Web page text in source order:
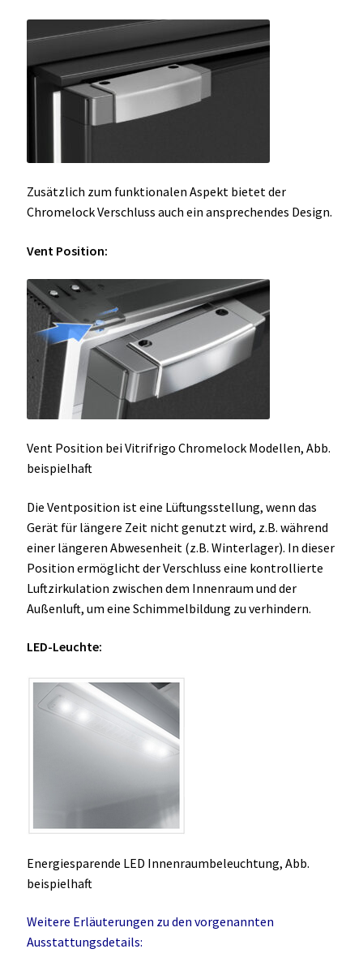
Zusätzlich zum funktionalen Aspekt bietet der
Chromelock Verschluss auch ein ansprechendes Design.
Vent Position:
Vent Position bei Vitrifrigo Chromelock Modellen, Abb.
beispielhaft
Die Ventposition ist eine Lüftungsstellung, wenn das
Gerät für längere Zeit nicht genutzt wird, z.B. während
einer längeren Abwesenheit (z.B. Winterlager). In dieser
Position ermöglicht der Verschluss eine kontrollierte
Luftzirkulation zwischen dem Innenraum und der
Außenluft, um eine Schimmelbildung zu verhindern.
LED-Leuchte:
Energiesparende LED Innenraumbeleuchtung, Abb.
beispielhaft
Weitere Erläuterungen zu den vorgenannten
Ausstattungsdetails: